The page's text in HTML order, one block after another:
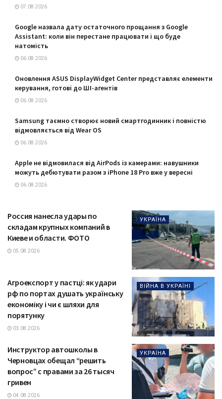
07.08.2026
Google назвала дату остаточного прощання з Google
Assistant: коли він перестане працювати і що буде
натомість
06.08.2026
Оновлення ASUS DisplayWidget Center представляє елементи
керування, готові до ШІ-агентів
06.08.2026
Samsung таємно створює новий смартгодинник і повністю
відмовляється від Wear OS
06.08.2026
Apple не відмовилася від AirPods із камерами: навушники
можуть дебютувати разом з iPhone 18 Pro вже у вересні
06.08.2026
УКРАЇНА
Россия нанесла удары по
складам крупных компаний в
Киеве и области. ФОТО
05.08.2026
ВІЙНА В УКРАЇНІ
Агроекспорт у пастці: як удари
рф по портах душать українську
економіку і чи є шляхи для
порятунку
03.08.2026
УКРАЇНА
Инструктор автошколы в
Черновцах обещал “решить
вопрос” с правами за 26 тысяч
гривен
04.08.2026